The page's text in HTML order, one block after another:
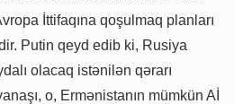
İttifaqına qoşulmaq planları
Putin qeyd edib ki, Rusiya
olacaq istənilən qərarı
o, Ermənistanın mümkün Aİ